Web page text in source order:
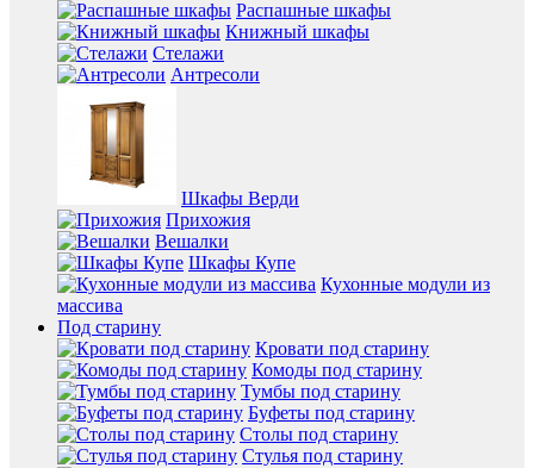
Распашные шкафы
Книжный шкафы
Стелажи
Антресоли
Шкафы Верди
Прихожия
Вешалки
Шкафы Купе
Кухонные модули из
массива
Под старину
Кровати под старину
Комоды под старину
Тумбы под старину
Буфеты под старину
Столы под старину
Стулья под старину